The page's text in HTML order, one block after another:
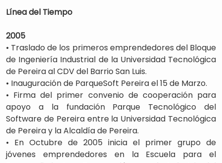
Línea del Tiempo
2005
• Traslado de los primeros emprendedores del Bloque
de Ingeniería Industrial de la Universidad Tecnológica
de Pereira al CDV del Barrio San Luis.
• Inauguración de ParqueSoft Pereira el 15 de Marzo.
• Firma del primer convenio de cooperación para
apoyo a la fundación Parque Tecnológico del
Software de Pereira entre la Universidad Tecnológica
de Pereira y la Alcaldía de Pereira.
• En Octubre de 2005 inicia el primer grupo de
jóvenes emprendedores en la Escuela para el